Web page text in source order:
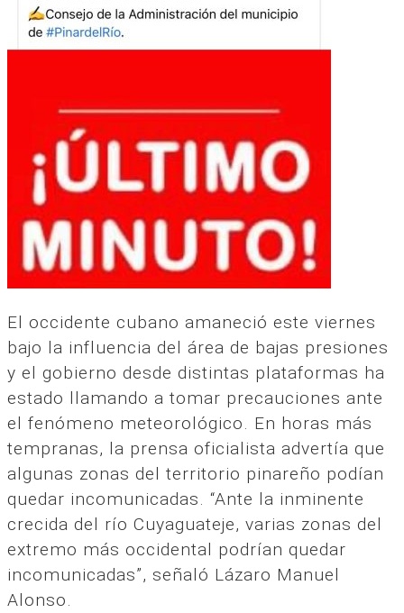
El occidente cubano amaneció este viernes
bajo la influencia del área de bajas presiones
y el gobierno desde distintas plataformas ha
estado llamando a tomar precauciones ante
el fenómeno meteorológico. En horas más
tempranas, la prensa oficialista advertía que
algunas zonas del territorio pinareño podían
quedar incomunicadas. “Ante la inminente
crecida del río Cuyaguateje, varias zonas del
extremo más occidental podrían quedar
incomunicadas”, señaló Lázaro Manuel
Alonso.